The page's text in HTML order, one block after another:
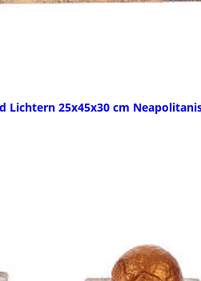
Lichtern 25x45x30 cm